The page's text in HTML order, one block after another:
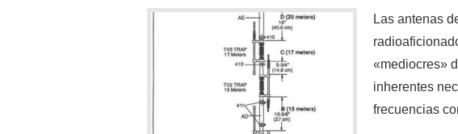
Las antenas
«mediocres»
inherentes
frecuencias